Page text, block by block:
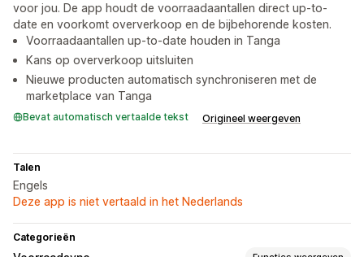
voor jou. De app houdt de voorraadaantallen direct up-to-
date en voorkomt oververkoop en de bijbehorende kosten.
Voorraadaantallen up-to-date houden in Tanga
Kans op oververkoop uitsluiten
Nieuwe producten automatisch synchroniseren met de
marketplace van Tanga
Bevat automatisch vertaalde tekst Origineel weergeven
Talen
Engels
Deze app is niet vertaald in het Nederlands
Categorieën